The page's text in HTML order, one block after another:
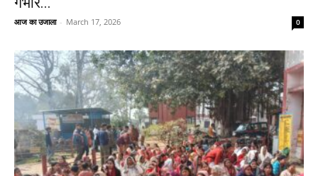
आज का उजाला - March 17, 2026 0